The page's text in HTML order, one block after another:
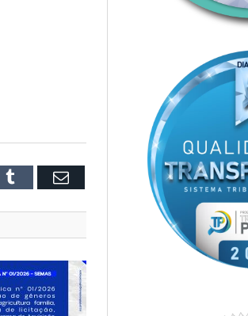
TumblrEmail